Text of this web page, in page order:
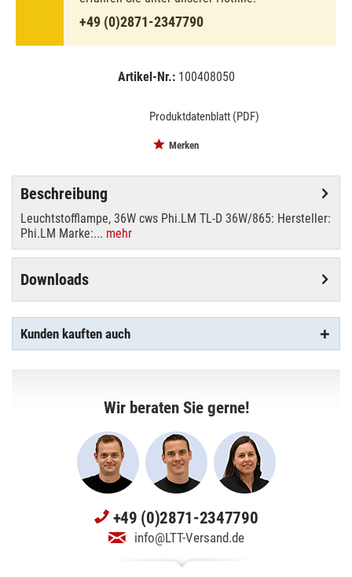
+49 (0)2871-2347790
Artikel-Nr.: 100408050
Produktdatenblatt (PDF)
Merken
Beschreibung
Leuchtstofflampe, 36W cws Phi.LM TL-D 36W/865: Hersteller:
Phi.LM Marke:... mehr
Downloads
Kunden kauften auch
Wir beraten Sie gerne!
+49 (0)2871-2347790
info@LTT-Versand.de